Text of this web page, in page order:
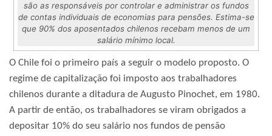
são as responsáveis por controlar e administrar os fundos
de contas individuais de economias para pensões. Estima-se
que 90% dos aposentados chilenos recebam menos de um
salário mínimo local.
O Chile foi o primeiro país a seguir o modelo proposto. O
regime de capitalização foi imposto aos trabalhadores
chilenos durante a ditadura de Augusto Pinochet, em 1980.
A partir de então, os trabalhadores se viram obrigados a
depositar 10% do seu salário nos fundos de pensão